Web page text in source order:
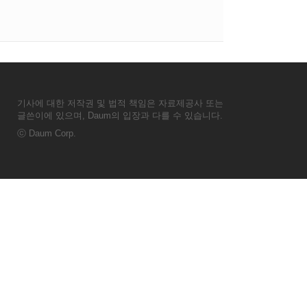
기사에 대한 저작권 및 법적 책임은 자료제공사 또는
글쓴이에 있으며, Daum의 입장과 다를 수 있습니다.
ⓒ Daum Corp.